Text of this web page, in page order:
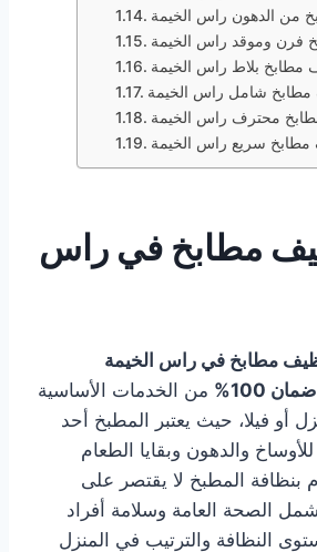
من الدهون راس الخيمة
فرن وموقد راس الخيمة
مطابخ بلاط راس الخيمة
مطابخ شامل راس الخيمة
محترف راس الخيمة
مطابخ سريع راس الخيمة
مطابخ في راس
مطابخ في راس الخيمة
من الخدمات الأساسية
أو فيلا، حيث يعتبر المطبخ أحد
والدهون وبقايا الطعام
بنظافة المطبخ لا يقتصر على
الصحة العامة وسلامة أفراد
النظافة والترتيب في المنزل